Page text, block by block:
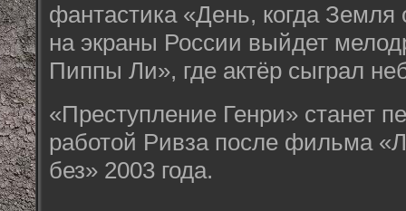
фантастика «День, когда Земля
на экраны России выйдет
Пиппы Ли», где актёр сыграл
«Преступление Генри» станет
работой Ривза после фильма
без» 2003 года.